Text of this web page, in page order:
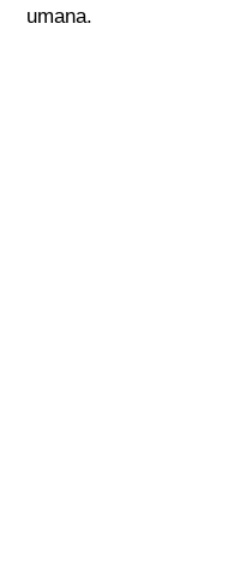
umana.